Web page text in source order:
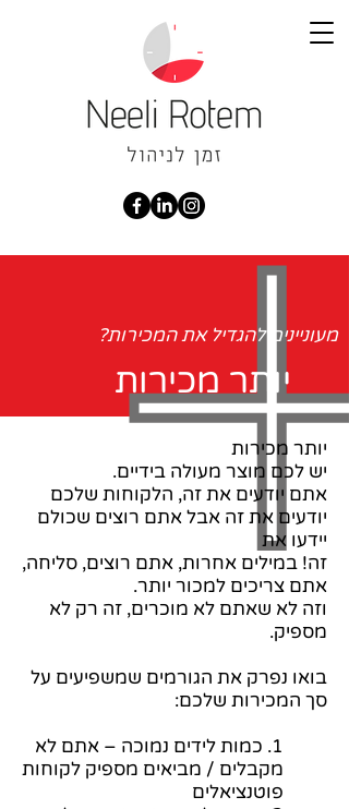
מעוניינים להגדיל את המכירות?
יותר מכירות
יותר מכירות
יש לכם מוצר מעולה בידיים.
אתם יודעים את זה, הלקוחות שלכם
יודעים את זה אבל אתם רוצים שכולם
יידעו את
זה! במילים אחרות, אתם רוצים, סליחה,
אתם צריכים למכור יותר.
וזה לא שאתם לא מוכרים, זה רק לא
מספיק.
בואו נפרק את הגורמים שמשפיעים על
סך המכירות שלכם:
1. כמות לידים נמוכה – אתם לא
מקבלים / מביאים מספיק לקוחות
פוטנציאלים